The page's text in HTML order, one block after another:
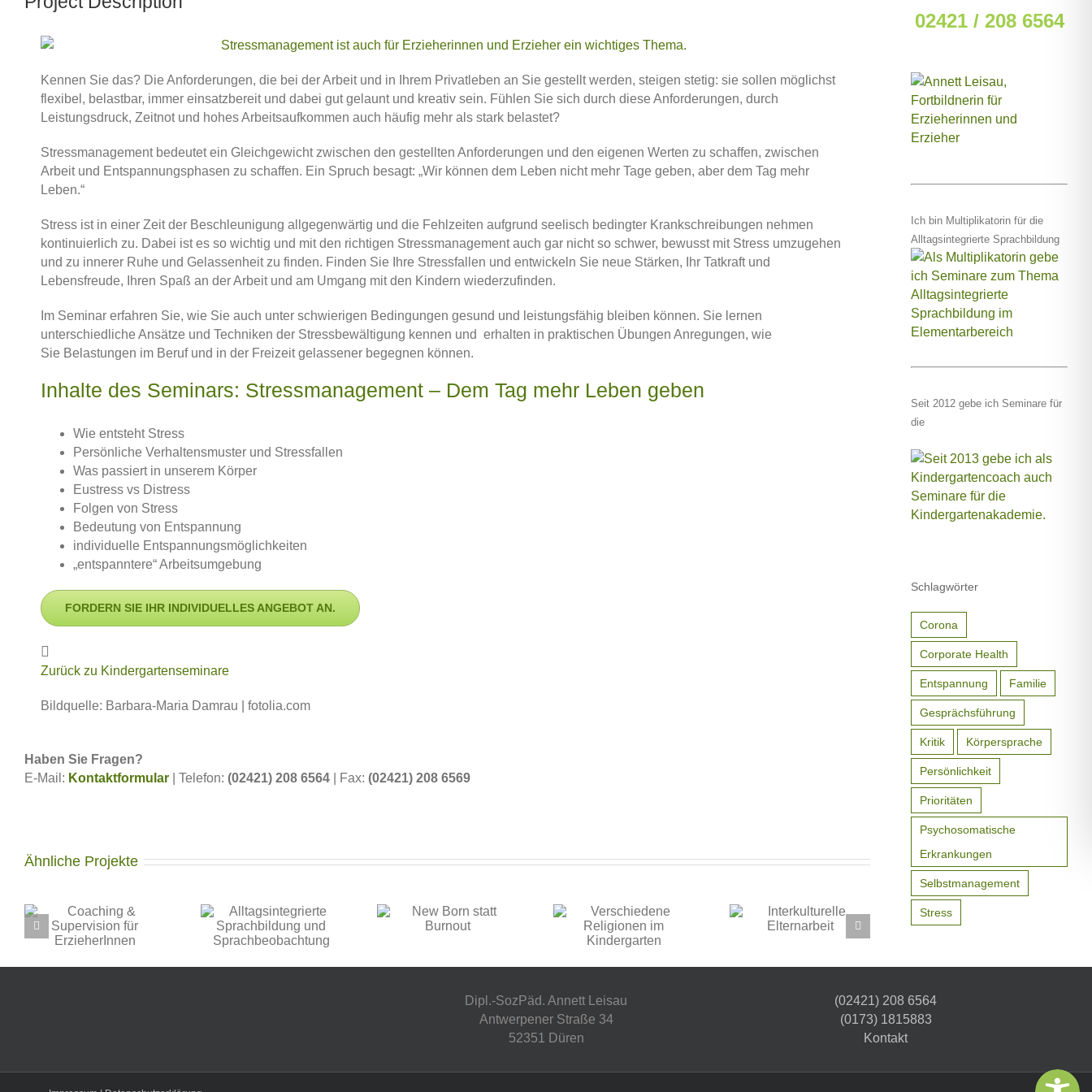
Kennen Sie das? Die Anforderungen, die bei der Arbeit und in Ihrem Privatleben an Sie gestellt werden, steigen stetig: sie sollen möglichst
flexibel, belastbar, immer einsatzbereit und dabei gut gelaunt und kreativ sein. Fühlen Sie sich durch diese Anforderungen, durch
Leistungsdruck, Zeitnot und hohes Arbeitsaufkommen auch häufig mehr als stark belastet?
Stressmanagement bedeutet ein Gleichgewicht zwischen den gestellten Anforderungen und den eigenen Werten zu schaffen, zwischen
Arbeit und Entspannungsphasen zu schaffen. Ein Spruch besagt: „Wir können dem Leben nicht mehr Tage geben, aber dem Tag mehr
Leben.“
Stress ist in einer Zeit der Beschleunigung allgegenwärtig und die Fehlzeiten aufgrund seelisch bedingter Krankschreibungen nehmen
kontinuierlich zu. Dabei ist es so wichtig und mit den richtigen Stressmanagement auch gar nicht so schwer, bewusst mit Stress umzugehen
und zu innerer Ruhe und Gelassenheit zu finden. Finden Sie Ihre Stressfallen und entwickeln Sie neue Stärken, Ihr Tatkraft und
Lebensfreude, Ihren Spaß an der Arbeit und am Umgang mit den Kindern wiederzufinden.
Im Seminar erfahren Sie, wie Sie auch unter schwierigen Bedingungen gesund und leistungsfähig bleiben können. Sie lernen
unterschiedliche Ansätze und Techniken der Stressbewältigung kennen und erhalten in praktischen Übungen Anregungen, wie
Sie Belastungen im Beruf und in der Freizeit gelassener begegnen können.
Inhalte des Seminars: Stressmanagement – Dem Tag mehr Leben geben
Wie entsteht Stress
Persönliche Verhaltensmuster und Stressfallen
Was passiert in unserem Körper
Eustress vs Distress
Folgen von Stress
Bedeutung von Entspannung
individuelle Entspannungsmöglichkeiten
„entspanntere“ Arbeitsumgebung
FORDERN SIE IHR INDIVIDUELLES ANGEBOT AN.
Zurück zu Kindergartenseminare
Bildquelle: Barbara-Maria Damrau | fotolia.com
Haben Sie Fragen?
E-Mail: Kontaktformular | Telefon: (02421) 208 6564 | Fax: (02421) 208 6569
Ähnliche Projekte
02421 / 208 6564
Ich bin Multiplikatorin für die
Alltagsintegrierte Sprachbildung
Seit 2012 gebe ich Seminare für
die
Schlagwörter
Corona
Corporate Health
Entspannung Familie
Gesprächsführung
Kritik Körpersprache
Persönlichkeit
Prioritäten
Psychosomatische
Erkrankungen
Selbstmanagement
Stress
Dipl.-SozPäd. Annett Leisau
Antwerpener Straße 34
52351 Düren
(02421) 208 6564
(0173) 1815883
Kontakt